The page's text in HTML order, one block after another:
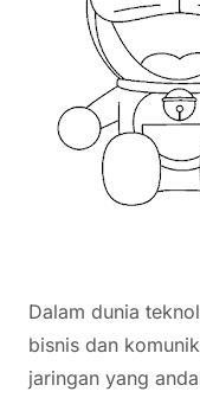
Dalam dunia
bisnis dan
jaringan yang